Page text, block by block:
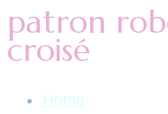
patron
croisé
Home